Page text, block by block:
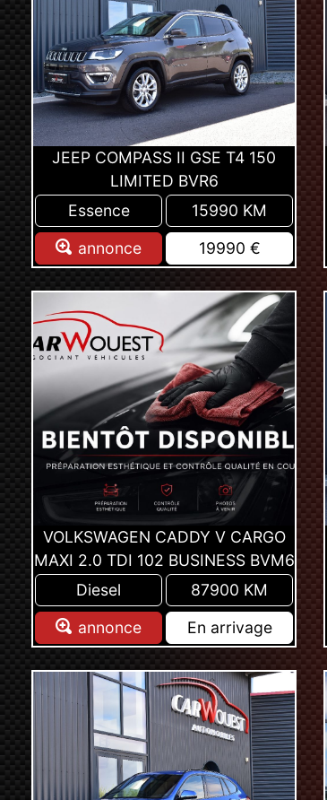
JEEP COMPASS II GSE T4 150
LIMITED BVR6
Essence
15990 KM
annonce
19990 €
VOLKSWAGEN CADDY V CARGO
MAXI 2.0 TDI 102 BUSINESS BVM6
Diesel
87900 KM
annonce
En arrivage